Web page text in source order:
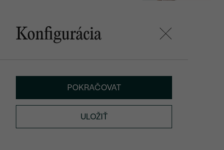
Konfigurácia
POKRAČOVAT
ULOŽIŤ